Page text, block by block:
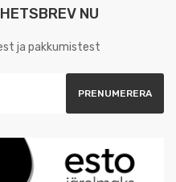
NU
ja pakkumistest